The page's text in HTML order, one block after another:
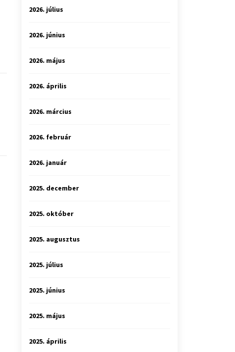
2026. július
2026. június
2026. május
2026. április
2026. március
2026. február
2026. január
2025. december
2025. október
2025. augusztus
2025. július
2025. június
2025. május
2025. április